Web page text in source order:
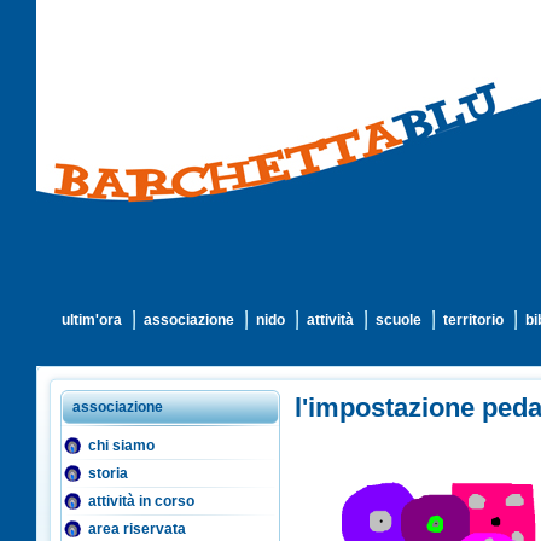
ultim'ora associazione nido attività scuole territorio
associazione
chi siamo
storia
attività in corso
area riservata
l'impostazione